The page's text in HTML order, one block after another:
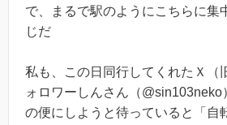
で、まるで駅のようにこちらに集
じだ
私も、この日同行してくれたＸ（
ォロワーしんさん（@sin103neko
の便にしようと待っていると「自